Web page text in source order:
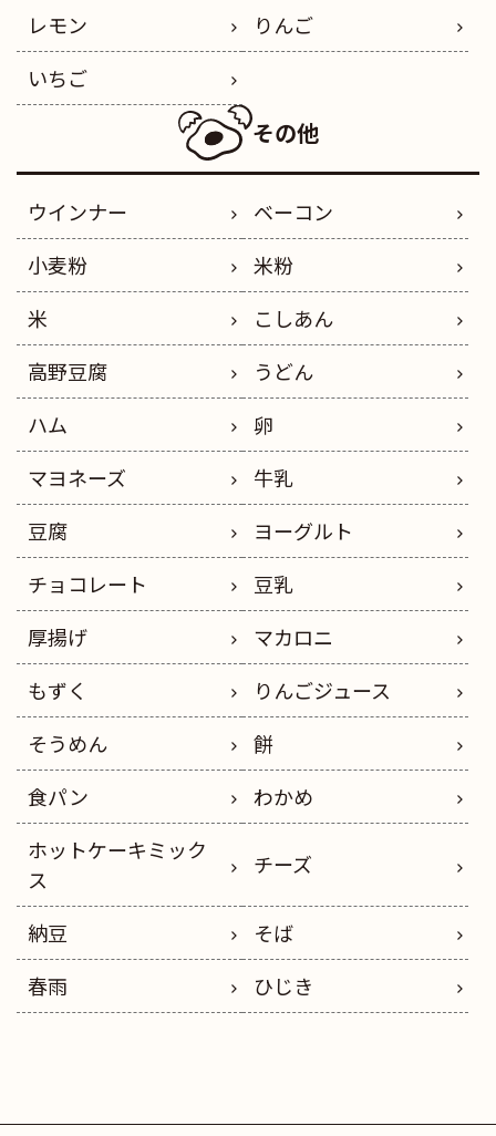
レモン
りんご
いちご
その他
ウインナー
ベーコン
小麦粉
米粉
米
こしあん
高野豆腐
うどん
ハム
卵
マヨネーズ
牛乳
豆腐
ヨーグルト
チョコレート
豆乳
厚揚げ
マカロニ
もずく
りんごジュース
そうめん
餅
食パン
わかめ
ホットケーキミック
ス
チーズ
納豆
そば
春雨
ひじき